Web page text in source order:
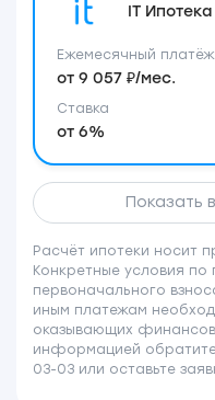
IT Ипотека
Ставка
от 6%
Ежемесячный платёж
от 9 057 ₽/мес.
Показать
Расчёт ипотеки носит
Конкретные условия по
первоначального
иным платежам
оказывающих
информацией
03-03 или оставьте